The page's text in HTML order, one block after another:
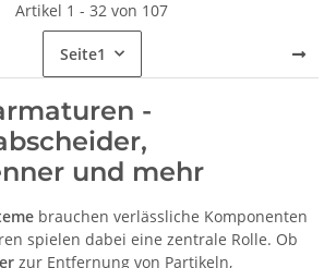
Artikel 1 - 32 von 107
Seite1
-
und mehr
brauchen verlässliche Komponenten
spielen dabei eine zentrale Rolle. Ob
zur Entfernung von Partikeln,